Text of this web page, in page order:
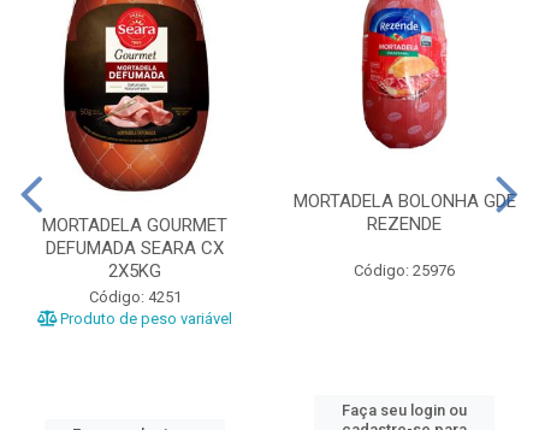
MORTADELA GOURMET
DEFUMADA SEARA CX
2X5KG
Código: 4251
Produto de peso variável
MORTADELA BOLONHA GDE
REZENDE
Código: 25976
Faça seu login ou